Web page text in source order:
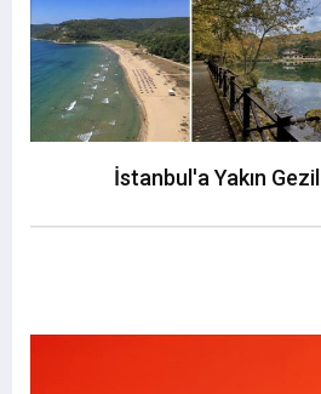
İstanbul'a Yakın